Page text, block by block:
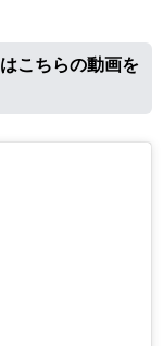
こちらの動画を